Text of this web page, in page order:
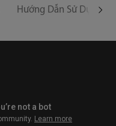
Hướng Dẫn Sử Dụng